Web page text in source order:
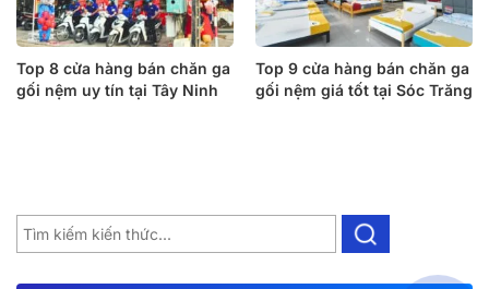
Top 8 cửa hàng bán chăn ga
gối nệm uy tín tại Tây Ninh
Top 9 cửa hàng bán chăn ga
gối nệm giá tốt tại Sóc Trăng